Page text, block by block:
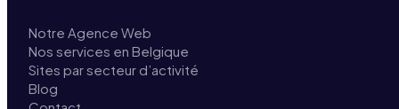
Notre Agence Web
Nos services en Belgique
Sites par secteur d’activité
Blog